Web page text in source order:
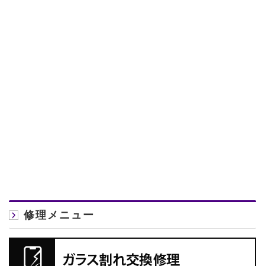
修理メニュー